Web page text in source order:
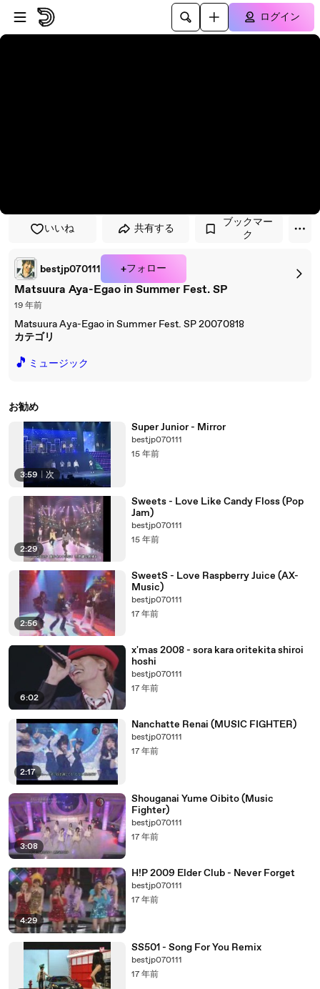
プレイヤーにスキップ
メインコンテンツにスキップ
ログイン
いいね 共有する
ブックマー
ク
bestjp070111 +フォロー
Matsuura Aya-Egao in Summer Fest. SP
19 年前
Matsuura Aya-Egao in Summer Fest. SP 20070818
カテゴリ
🎵 ミュージック
お勧め
3:59 次
Super Junior - Mirror
bestjp070111
15 年前
2:29
Sweets - Love Like Candy Floss (Pop
Jam)
bestjp070111
15 年前
2:56
SweetS - Love Raspberry Juice (AX-
Music)
bestjp070111
17 年前
6:02
x'mas 2008 - sora kara oritekita shiroi
hoshi
bestjp070111
17 年前
2:17
Nanchatte Renai (MUSIC FIGHTER)
bestjp070111
17 年前
3:08
Shouganai Yume Oibito (Music
Fighter)
bestjp070111
17 年前
4:29
H!P 2009 Elder Club - Never Forget
bestjp070111
17 年前
SS501 - Song For You Remix
bestjp070111
17 年前